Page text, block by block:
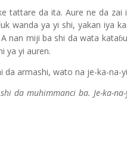
tattare da ita. Aure ne da zai
wanda ya yi shi, yakan iya
nan miji ba shi da wata kataɓ
ya yi auren.
armashi, wato na je-ka-na-
da muhimmanci ba. Je-ka-